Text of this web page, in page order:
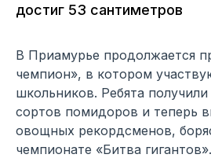
достиг 53 сантиметров
В Приамурье продолжается
чемпион», в котором
школьников. Ребята
сортов помидоров и теперь
овощных рекордсменов,
чемпионате «Битва